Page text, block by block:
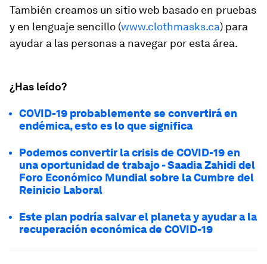
También creamos un sitio web basado en pruebas
y en lenguaje sencillo (www.clothmasks.ca) para
ayudar a las personas a navegar por esta área.
¿Has leído?
COVID-19 probablemente se convertirá en
endémica, esto es lo que significa
Podemos convertir la crisis de COVID-19 en
una oportunidad de trabajo - Saadia Zahidi del
Foro Económico Mundial sobre la Cumbre del
Reinicio Laboral
Este plan podría salvar el planeta y ayudar a la
recuperación económica de COVID-19